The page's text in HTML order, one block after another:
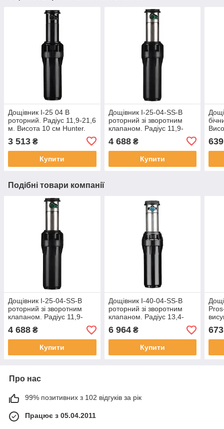
Дощівник I-25 04 В
роторний. Радіус 11,9-21,6
м. Висота 10 см Hunter.
3 513 ₴
Купити
Дощівник I-25-04-SS-В
роторний зі зворотним
клапаном. Радіус 11,9-
Сталевий. Hunter
4 688₴
Купити
639
Подібні товари компанії
Дощівник I-25-04-SS-В
роторний зі зворотним
клапаном. Радіус 11,9-
21,6 м. Висота 10 см.
Сталевий. Hunter
4 688 ₴
Купити
Дощівник I-40-04-SS-В
роторний зі зворотним
клапаном. Радіус 13,4-
23,2 м. Висота 10 см.
Сталевий. Hunter
6 964₴
Купити
673
Про нас
99% позитивних з 102 відгуків за рік
Працює з 05.04.2011